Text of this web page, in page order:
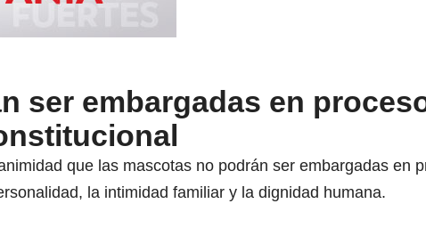
ser embargadas en
que las mascotas no podrán ser embargadas en
la intimidad familiar y la dignidad humana.